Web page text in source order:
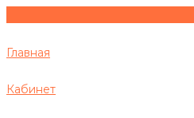
Главная
Кабинет